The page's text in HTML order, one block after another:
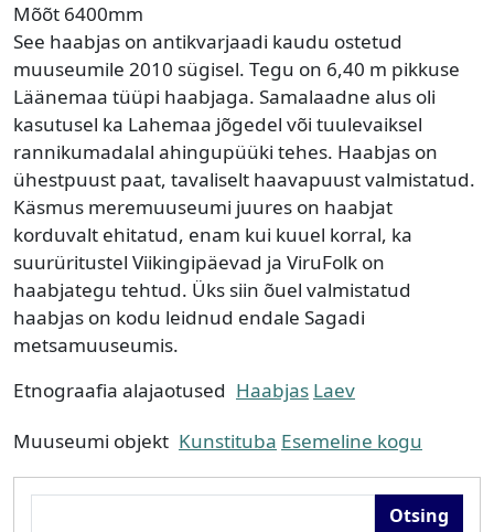
Mõõt 6400mm
See haabjas on antikvarjaadi kaudu ostetud
muuseumile 2010 sügisel. Tegu on 6,40 m pikkuse
Läänemaa tüüpi haabjaga. Samalaadne alus oli
kasutusel ka Lahemaa jõgedel või tuulevaiksel
rannikumadalal ahingupüüki tehes. Haabjas on
ühestpuust paat, tavaliselt haavapuust valmistatud.
Käsmus meremuuseumi juures on haabjat
korduvalt ehitatud, enam kui kuuel korral, ka
suurüritustel Viikingipäevad ja ViruFolk on
haabjategu tehtud. Üks siin õuel valmistatud
haabjas on kodu leidnud endale Sagadi
metsamuuseumis.
Etnograafia alajaotused Haabjas Laev
Muuseumi objekt Kunstituba Esemeline kogu